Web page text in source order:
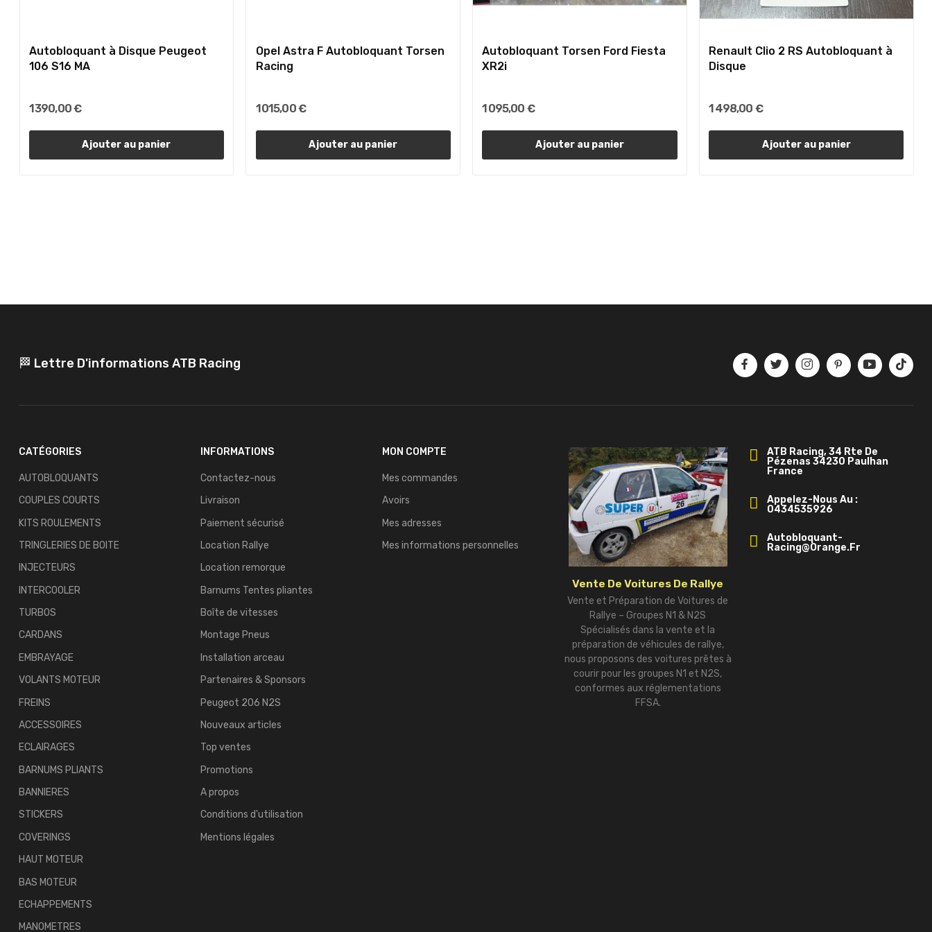
Autobloquant à Disque Peugeot
106 S16 MA
1 390,00 €
Ajouter au panier
Opel Astra F Autobloquant Torsen
Racing
1 015,00 €
Ajouter au panier
Autobloquant Torsen Ford Fiesta
XR2i
1 095,00 €
Ajouter au panier
Renault Clio 2 RS Autobloquant à
Disque
1 498,00 €
Ajouter au panier
🏁 Lettre D'informations ATB Racing
CATÉGORIES
AUTOBLOQUANTS
COUPLES COURTS
KITS ROULEMENTS
TRINGLERIES DE BOITE
INJECTEURS
INTERCOOLER
TURBOS
CARDANS
EMBRAYAGE
VOLANTS MOTEUR
FREINS
ACCESSOIRES
ECLAIRAGES
BARNUMS PLIANTS
BANNIERES
STICKERS
COVERINGS
HAUT MOTEUR
BAS MOTEUR
ECHAPPEMENTS
MANOMETRES
INFORMATIONS
Contactez-nous
Livraison
Paiement sécurisé
Location Rallye
Location remorque
Barnums Tentes pliantes
Boîte de vitesses
Montage Pneus
Installation arceau
Partenaires & Sponsors
Peugeot 206 N2S
Nouveaux articles
Top ventes
Promotions
A propos
Conditions d'utilisation
Mentions légales
MON COMPTE
Mes commandes
Avoirs
Mes adresses
Mes informations personnelles
Vente De Voitures De Rallye
Vente et Préparation de Voitures de
Rallye – Groupes N1 & N2S
Spécialisés dans la vente et la
préparation de véhicules de rallye,
nous proposons des voitures prêtes à
courir pour les groupes N1 et N2S,
conformes aux réglementations
FFSA.
ATB Racing, 34 Rte De
Pézenas 34230 Paulhan
France
Appelez-Nous Au :
0434535926
Autobloquant-
Racing@orange.fr